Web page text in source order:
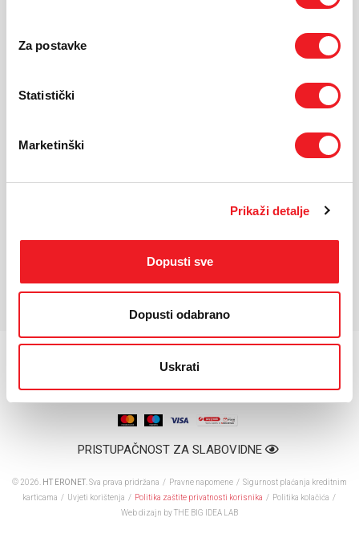
Za postavke
Statistički
Marketinški
Prikaži detalje
Dopusti sve
Dopusti odabrano
Uskrati
KARAKTERISTIKE
Ekran:
IPS LCD, 1B colors, 90Hz, 600 nits
Masa uređaja:
Operativni sustav:
Kamera:
8 MP
Baterija:
Li-Po 9000 mAh
proizvođača uređaja.
PRISTUPAČNOST ZA SLABOVIDNE
© 2026. HT ERONET . Sva prava pridržana / Pravne napomene / Sigurnost plaćanja kreditnim
karticama / Uvjeti korištenja / Politika zaštite privatnosti korisnika / Politika kolačića /
Web dizajn by THE BIG IDEA LAB